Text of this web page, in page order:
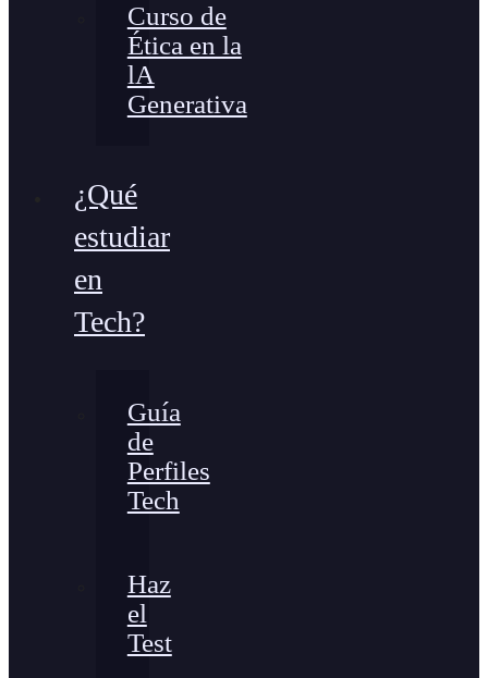
Curso de
Ética en la
lA
Generativa
¿Qué
estudiar
en
Tech?
Guía
de
Perfiles
Tech
Haz
el
Test